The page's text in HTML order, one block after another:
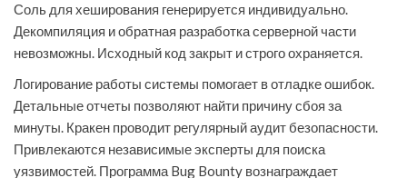
Соль для хеширования генерируется индивидуально.
Декомпиляция и обратная разработка серверной части
невозможны. Исходный код закрыт и строго охраняется.
Логирование работы системы помогает в отладке ошибок.
Детальные отчеты позволяют найти причину сбоя за
минуты. Кракен проводит регулярный аудит безопасности.
Привлекаются независимые эксперты для поиска
уязвимостей. Программа Bug Bounty вознаграждает